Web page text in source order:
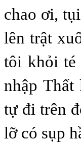
chao ơi,
lên trật
tôi khỏi té
nhập
tự đi trên
lỡ có sụp